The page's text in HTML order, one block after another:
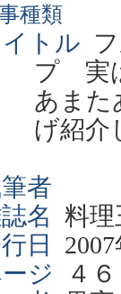
種類
トル
プ 実
あまた
げ紹介
者
名 料理
日
2007
ジ
４